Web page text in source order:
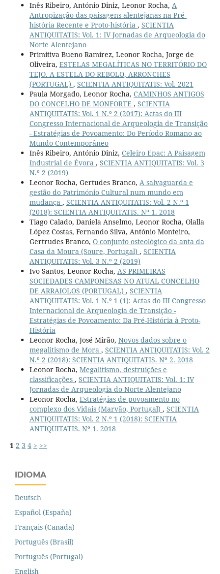
Inês Ribeiro, António Diniz, Leonor Rocha, A
Antropização das paisagens alentejanas na Pré-
história Recente e Proto-história , SCIENTIA
ANTIQUITATIS: Vol. 1: IV Jornadas de Arqueologia do
Norte Alentejano
Primitiva Bueno Ramírez, Leonor Rocha, Jorge de
Oliveira, ESTELAS MEGALÍTICAS NO TERRITÓRIO DO
TEJO. A ESTELA DO REBOLO, ARRONCHES
(PORTUGAL) , SCIENTIA ANTIQUITATIS: Vol. 2021
Paula Morgado, Leonor Rocha, CAMINHOS ANTIGOS
DO CONCELHO DE MONFORTE , SCIENTIA
ANTIQUITATIS: Vol. 1 N.º 2 (2017): Actas do III
Congresso Internacional de Arqueologia de Transição
- Estratégias de Povoamento: Do Período Romano ao
Mundo Contemporâneo
Inês Ribeiro, António Diniz, Celeiro Epac: A Paisagem
Industrial de Évora , SCIENTIA ANTIQUITATIS: Vol. 3
N.º 2 (2019)
Leonor Rocha, Gertudes Branco, A salvaguarda e
gestão do Património Cultural num mundo em
mudança , SCIENTIA ANTIQUITATIS: Vol. 2 N.º 1
(2018): SCIENTIA ANTIQUITATIS. Nº 1. 2018
Tiago Calado, Daniela Anselmo, Leonor Rocha, Olalla
López Costas, Fernando Silva, António Monteiro,
Gertrudes Branco, O conjunto osteológico da anta da
Casa da Moura (Soure, Portugal) , SCIENTIA
ANTIQUITATIS: Vol. 3 N.º 2 (2019)
Ivo Santos, Leonor Rocha, AS PRIMEIRAS
SOCIEDADES CAMPONESAS NO ATUAL CONCELHO
DE ARRAIOLOS (PORTUGAL) , SCIENTIA
ANTIQUITATIS: Vol. 1 N.º 1 (1): Actas do III Congresso
Internacional de Arqueologia de Transição -
Estratégias de Povoamento: Da Pré-História à Proto-
História
Leonor Rocha, José Mirão, Novos dados sobre o
megalitismo de Mora , SCIENTIA ANTIQUITATIS: Vol. 2
N.º 2 (2018): SCIENTIA ANTIQUITATIS. Nº 2. 2018
Leonor Rocha, Megalitismo, destruições e
classificações , SCIENTIA ANTIQUITATIS: Vol. 1: IV
Jornadas de Arqueologia do Norte Alentejano
Leonor Rocha, Estratégias de povoamento no
complexo dos Vidais (Marvão, Portugal) , SCIENTIA
ANTIQUITATIS: Vol. 2 N.º 1 (2018): SCIENTIA
ANTIQUITATIS. Nº 1. 2018
1 2 3 4 > >>
IDIOMA
Deutsch
Español (España)
Français (Canada)
Português (Brasil)
Português (Portugal)
English